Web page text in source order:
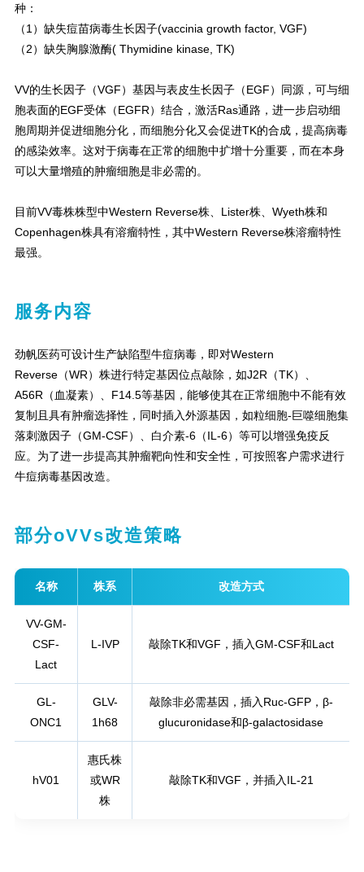
种：
（1）缺失痘苗病毒生长因子(vaccinia growth factor, VGF)
（2）缺失胸腺激酶( Thymidine kinase, TK)
VV的生长因子（VGF）基因与表皮生长因子（EGF）同源，可与细
胞表面的EGF受体（EGFR）结合，激活Ras通路，进一步启动细
胞周期并促进细胞分化，而细胞分化又会促进TK的合成，提高病毒
的感染效率。这对于病毒在正常的细胞中扩增十分重要，而在本身
可以大量增殖的肿瘤细胞是非必需的。
目前VV毒株株型中Western Reverse株、Lister株、Wyeth株和
Copenhagen株具有溶瘤特性，其中Western Reverse株溶瘤特性
最强。
服务内容
劲帆医药可设计生产缺陷型牛痘病毒，即对Western
Reverse（WR）株进行特定基因位点敲除，如J2R（TK）、
A56R（血凝素）、F14.5等基因，能够使其在正常细胞中不能有效
复制且具有肿瘤选择性，同时插入外源基因，如粒细胞-巨噬细胞集
落刺激因子（GM-CSF）、白介素-6（IL-6）等可以增强免疫反
应。为了进一步提高其肿瘤靶向性和安全性，可按照客户需求进行
牛痘病毒基因改造。
部分oVVs改造策略
名称 株系 改造方式
VV-GM-
CSF-
Lact
L-IVP 敲除TK和VGF，插入GM-CSF和Lact
GL-
ONC1
GLV-
1h68
敲除非必需基因，插入Ruc-GFP，β-
glucuronidase和β-galactosidase
hV01
惠氏株
或WR
株
敲除TK和VGF，并插入IL-21